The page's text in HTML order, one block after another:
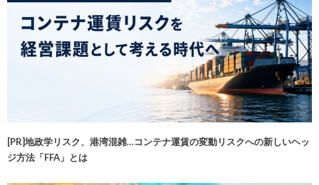
[PR]地政学リスク、港湾混雑…コンテナ運賃の変動リスクへの新しいヘッ
ジ方法「FFA」とは